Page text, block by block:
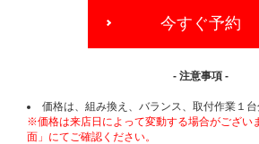
今すぐ予約
- 注意事項 -
価格は、組み換え、バランス、取付作業１台
※価格は来店日によって変動する場合がござい
面」にてご確認ください。